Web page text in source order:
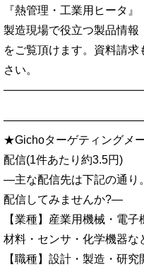
『熱管理・工業用ヒータ
製造現場で役立つ製品情報
をご覧頂けます。資料請
さい。
★Gichoターゲティングメ
配信(1件あたり約3.5円)
—主な配信先は下記の通り
配信してみませんか?—
【業種】産業用機械・電
材料・センサ・化学機器な
【職種】設計・製造・研